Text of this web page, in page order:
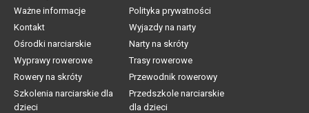
Ważne informacje
Polityka prywatności
Kontakt
Wyjazdy na narty
Ośrodki narciarskie
Narty na skróty
Wyprawy rowerowe
Trasy rowerowe
Rowery na skróty
Przewodnik rowerowy
Szkolenia narciarskie dla
dzieci
Przedszkole narciarskie
dla dzieci